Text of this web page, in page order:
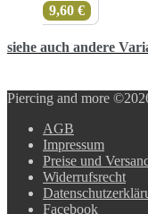
9,60 €
siehe auch andere
Piercing and more
AGB
Impressum
Preise und
Widerrufsrecht
Facebook